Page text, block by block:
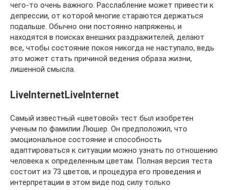
чего-то очень важного. Расслабление может привести к
депрессии, от которой многие стараются держаться
подальше. Обычно они постоянно напряжены, и
находятся в поисках внешних раздражителей, делают
все, чтобы состояние покоя никогда не наступало, ведь
это может стать причиной ведения образа жизни,
лишенной смысла.
LiveInternetLiveInternet
Самый известный «цветовой» тест был изобретен
ученым по фамилии Люшер. Он предположил, что
эмоциональное состояние и способность
адаптироваться к ситуации можно узнать по отношению
человека к определенным цветам. Полная версия теста
состоит из 73 цветов, и процедура его проведения и
интерпретации в этом виде под силу только